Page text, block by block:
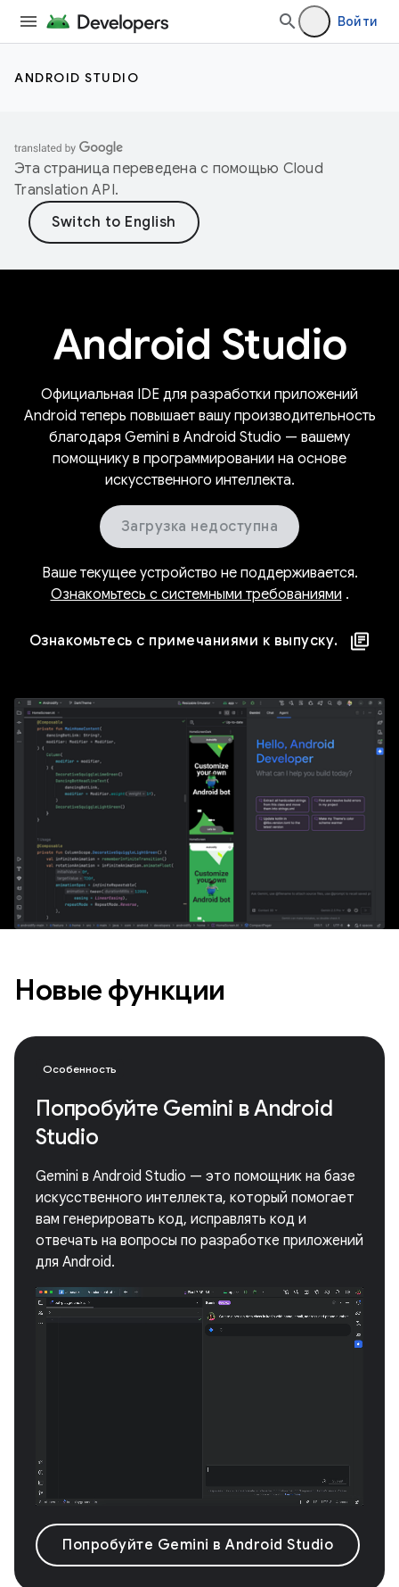
Войти
ANDROID STUDIO
Эта страница переведена с помощью Cloud
Translation API.
Android Studio
Официальная IDE для разработки приложений
Android теперь повышает вашу производительность
благодаря Gemini в Android Studio — вашему
помощнику в программировании на основе
искусственного интеллекта.
Загрузка недоступна
Ваше текущее устройство не поддерживается.
Ознакомьтесь с системными требованиями .
Ознакомьтесь с примечаниями к выпуску.
Новые функции
Особенность
Попробуйте Gemini в Android
Studio
Gemini в Android Studio — это помощник на базе
искусственного интеллекта, который помогает
вам генерировать код, исправлять код и
отвечать на вопросы по разработке приложений
для Android.
Попробуйте Gemini в Android Studio